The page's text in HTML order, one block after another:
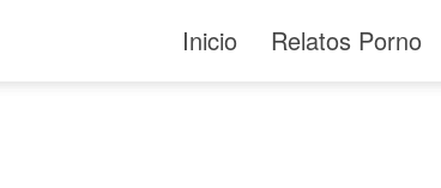
Inicio Relatos Porno